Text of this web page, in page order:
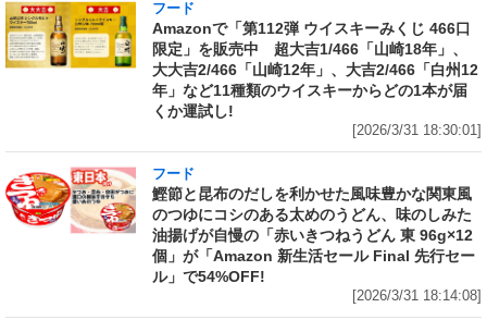
フード
Amazonで「第112弾 ウイスキーみくじ 466口
限定」を販売中 超大吉1/466「山崎18年」、
大大吉2/466「山崎12年」、大吉2/466「白州12
年」など11種類のウイスキーからどの1本が届
くか運試し!
[2026/3/31 18:30:01]
フード
鰹節と昆布のだしを利かせた風味豊かな関東風
のつゆにコシのある太めのうどん、味のしみた
油揚げが自慢の「赤いきつねうどん 東 96g×12
個」が「Amazon 新生活セール Final 先行セー
ル」で54%OFF!
[2026/3/31 18:14:08]